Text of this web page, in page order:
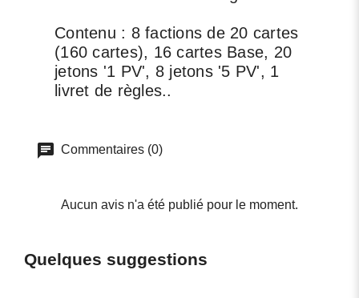
Contenu : 8 factions de 20 cartes
(160 cartes), 16 cartes Base, 20
jetons '1 PV', 8 jetons '5 PV', 1
livret de règles..
Commentaires (0)
Aucun avis n'a été publié pour le moment.
Quelques suggestions